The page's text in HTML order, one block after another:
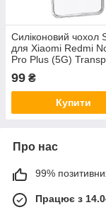
Силіконовий чохол
для Xiaomi Redmi
Pro Plus (5G)
99 ₴
Купити
Про нас
99%
Працює з